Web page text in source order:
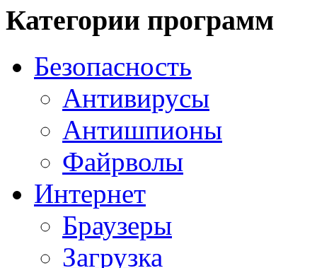
Категории программ
Безопасность
Антивирусы
Антишпионы
Файрволы
Интернет
Браузеры
Загрузка